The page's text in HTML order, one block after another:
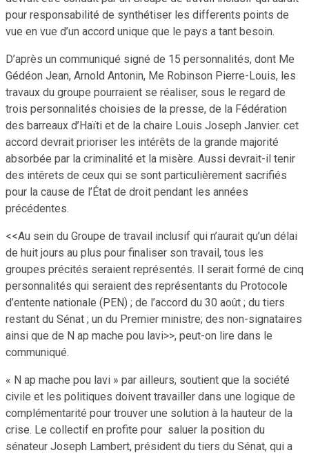
pour responsabilité de synthétiser les differents points de
vue en vue d’un accord unique que le pays a tant besoin.
D’après un communiqué signé de 15 personnalités, dont Me
Gédéon Jean, Arnold Antonin, Me Robinson Pierre-Louis, les
travaux du groupe pourraient se réaliser, sous le regard de
trois personnalités choisies de la presse, de la Fédération
des barreaux d’Haïti et de la chaire Louis Joseph Janvier. cet
accord devrait prioriser les intérêts de la grande majorité
absorbée par la criminalité et la misère. Aussi devrait-il tenir
des intêrets de ceux qui se sont particulièrement sacrifiés
pour la cause de l’État de droit pendant les années
précédentes.
<<Au sein du Groupe de travail inclusif qui n’aurait qu’un délai
de huit jours au plus pour finaliser son travail, tous les
groupes précités seraient représentés. Il serait formé de cinq
personnalités qui seraient des représentants du Protocole
d’entente nationale (PEN) ; de l’accord du 30 août ; du tiers
restant du Sénat ; un du Premier ministre; des non-signataires
ainsi que de N ap mache pou lavi>>, peut-on lire dans le
communiqué.
« N ap mache pou lavi » par ailleurs, soutient que la société
civile et les politiques doivent travailler dans une logique de
complémentarité pour trouver une solution à la hauteur de la
crise. Le collectif en profite pour saluer la position du
sénateur Joseph Lambert, président du tiers du Sénat, qui a